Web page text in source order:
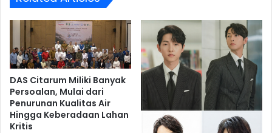
DAS Citarum Miliki Banyak
Persoalan, Mulai dari
Penurunan Kualitas Air
Hingga Keberadaan Lahan
Kritis